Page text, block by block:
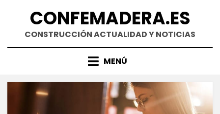
contenidoCONFEMADERA.ES
CONSTRUCCIÓN ACTUALIDAD Y NOTICIAS
MENÚ